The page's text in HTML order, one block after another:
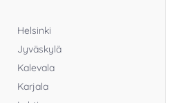
Helsinki
Jyväskylä
Kalevala
Karjala